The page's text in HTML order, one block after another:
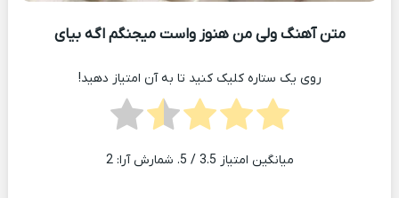
متن آهنگ ولی من هنوز واست میجنگم اگه بیای
روی یک ستاره کلیک کنید تا به آن امتیاز دهید!
میانگین امتیاز 3.5 / 5. شمارش آرا: 2